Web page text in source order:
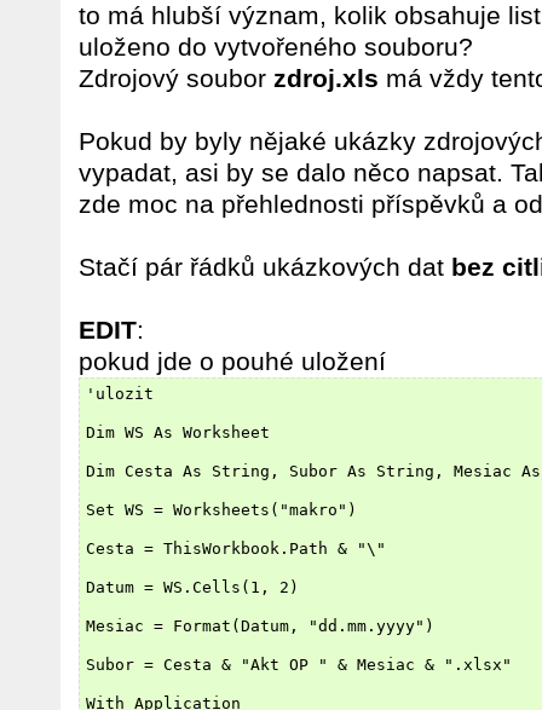
to má hlubší význam, kolik obsahuje
uloženo do vytvořeného souboru?
Zdrojový soubor zdroj.xls má vždy
Pokud by byly nějaké ukázky
vypadat, asi by se dalo něco napsat.
zde moc na přehlednosti příspěvků a
Stačí pár řádků ukázkových dat bez
EDIT:
pokud jde o pouhé uložení
'ulozit
Dim WS As Worksheet
Dim Cesta As String, Subor As String, Mesiac
Set WS = Worksheets("makro")
Cesta = ThisWorkbook.Path & "\"
Datum = WS.Cells(1, 2)
Mesiac = Format(Datum, "dd.mm.yyyy")
Subor = Cesta & "Akt OP " & Mesiac & ".xlsx"
With Application